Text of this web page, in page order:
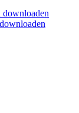
downloaden